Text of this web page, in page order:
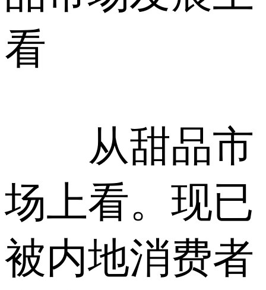
看
从甜品市
场上看。现已
被内地消费者